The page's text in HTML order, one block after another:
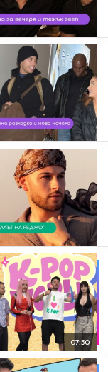
07:50